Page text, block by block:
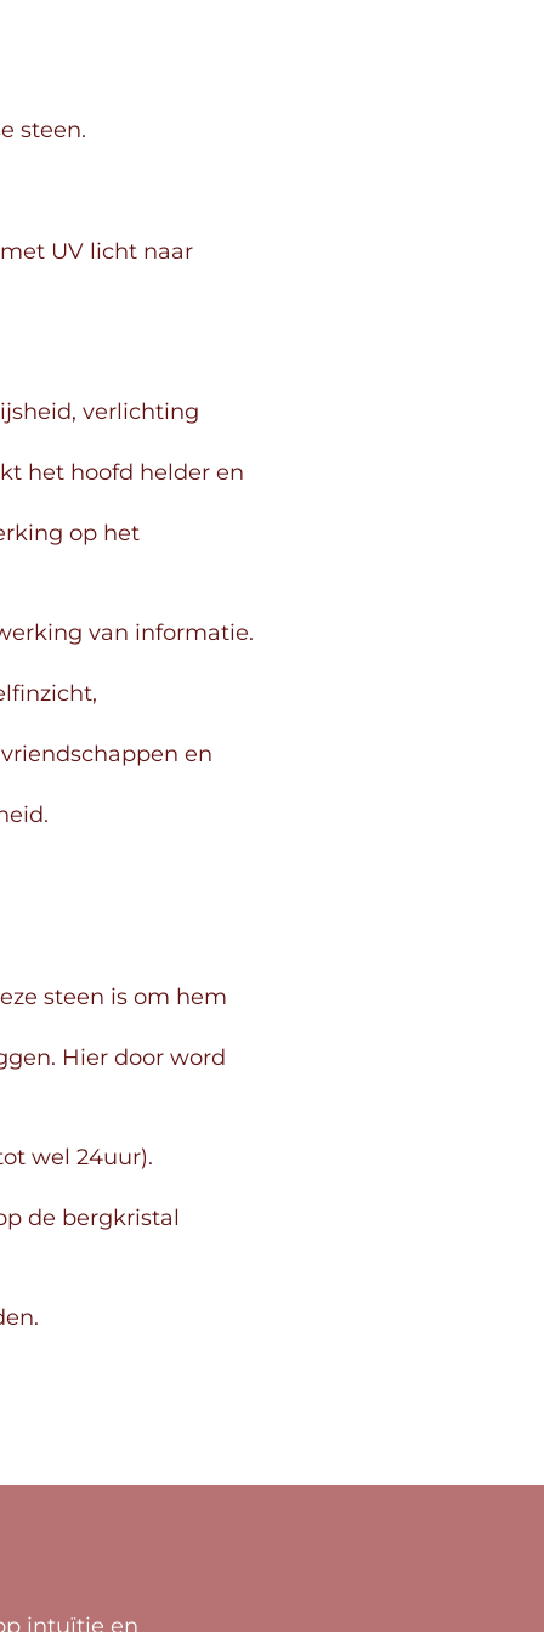
steen.
UV licht naar
verlichting
het hoofd helder en
op het
van informatie.
en
steen is om hem
Hier door word
wel 24uur).
de bergkristal
intuïtie en